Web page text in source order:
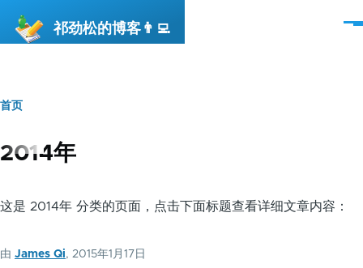
祁劲松的博客👨‍💻
菜
面
包
首页
2014年
这是 2014年 分类的页面，点击下面标题查看详细文章内容：
由 James Qi, 2015年1月17日